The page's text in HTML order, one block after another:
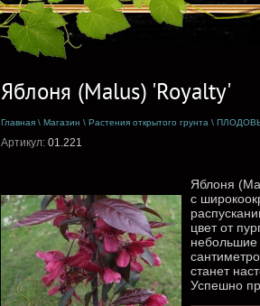
Яблоня (Malus) 'Royalty'
Главная \ Магазин \ Растения открытого грунта \
Артикул: 01.221
Яблоня
с
цвет от
небольшие
станет
Успешно